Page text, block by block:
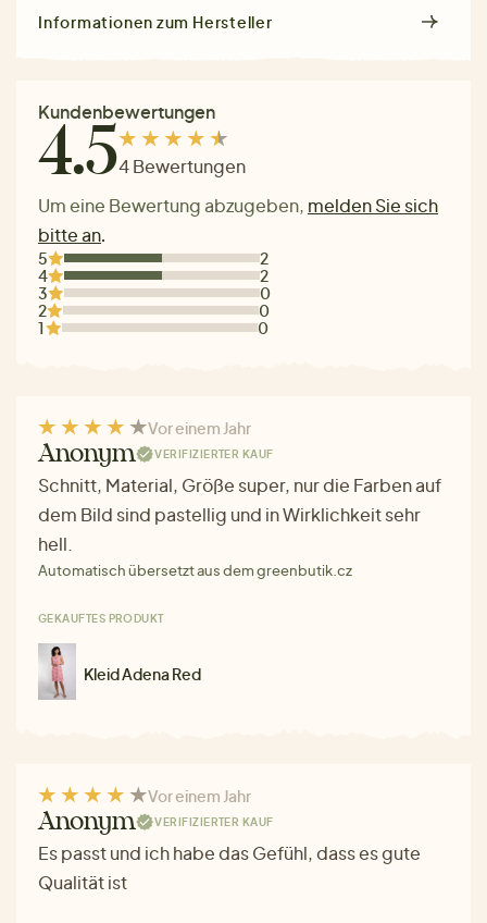
Informationen zum Hersteller
Kundenbewertungen
4.54 Bewertungen
Um eine Bewertung abzugeben, melden Sie sich
bitte an.
5
2
4
2
3
0
2
0
1
0
Vor einem Jahr
Anonym VERIFIZIERTER KAUF
Schnitt, Material, Größe super, nur die Farben auf
dem Bild sind pastellig und in Wirklichkeit sehr
hell.
Automatisch übersetzt aus dem greenbutik.cz
GEKAUFTES PRODUKT
Kleid Adena Red
Vor einem Jahr
Anonym VERIFIZIERTER KAUF
Es passt und ich habe das Gefühl, dass es gute
Qualität ist